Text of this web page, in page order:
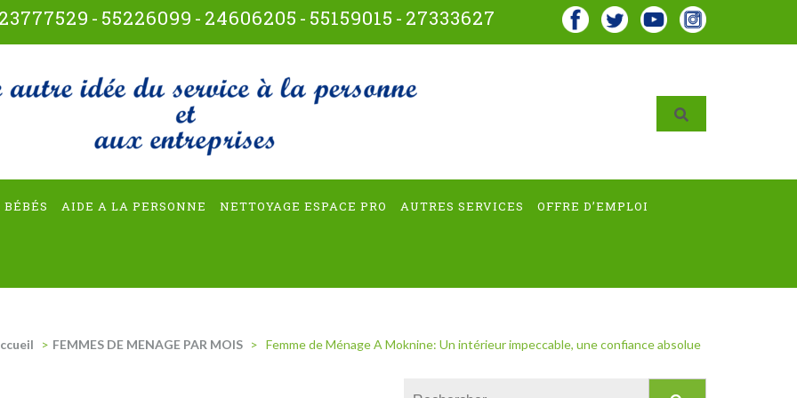
23777529 - 55226099 - 24606205 - 55159015 - 27333627
multiservices
BÉBÉS AIDE A LA PERSONNE NETTOYAGE ESPACE PRO AUTRES SERVICES OFFRE D’EMPLOI
> FEMMES DE MENAGE PAR MOIS > Femme de Ménage A Moknine: Un intérieur impeccable, une confiance absolue
Rechercher :